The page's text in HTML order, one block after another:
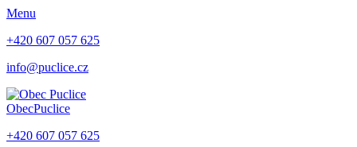
Menu
+420 607 057 625
info@puclice.cz
ObecPuclice
+420 607 057 625